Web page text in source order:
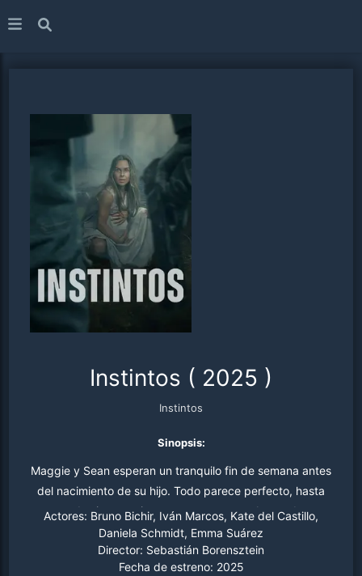
Instintos ( 2025 )
Instintos
Sinopsis:
Maggie y Sean esperan un tranquilo fin de semana antes
del nacimiento de su hijo. Todo parece perfecto, hasta
que dos intrusos irrumpen en su casa. Atrapados,
deberán confiar en sus instintos para intentar sobrevivir.
Actores: Bruno Bichir, Iván Marcos, Kate del Castillo,
Daniela Schmidt, Emma Suárez
Director: Sebastián Borensztein
Fecha de estreno: 2025